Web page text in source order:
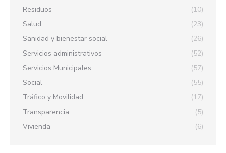
Residuos
(10)
Salud
(23)
Sanidad y bienestar social
(26)
Servicios administrativos
(52)
Servicios Municipales
(57)
Social
(55)
Tráfico y Movilidad
(17)
Transparencia
(5)
Vivienda
(6)